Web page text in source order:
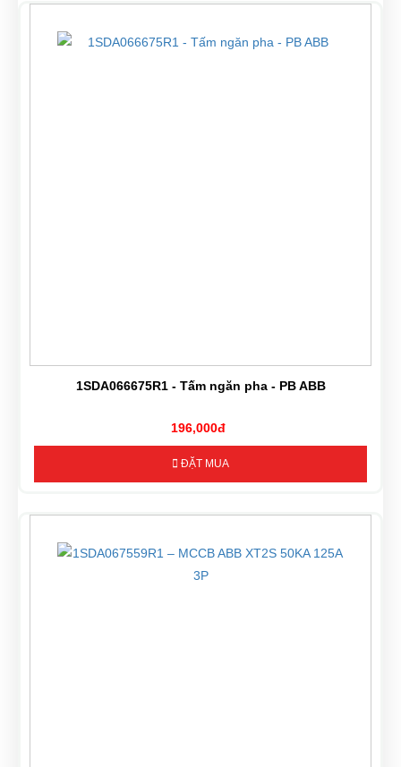
1SDA066675R1 - Tấm ngăn pha - PB ABB
196,000đ
ĐẶT MUA